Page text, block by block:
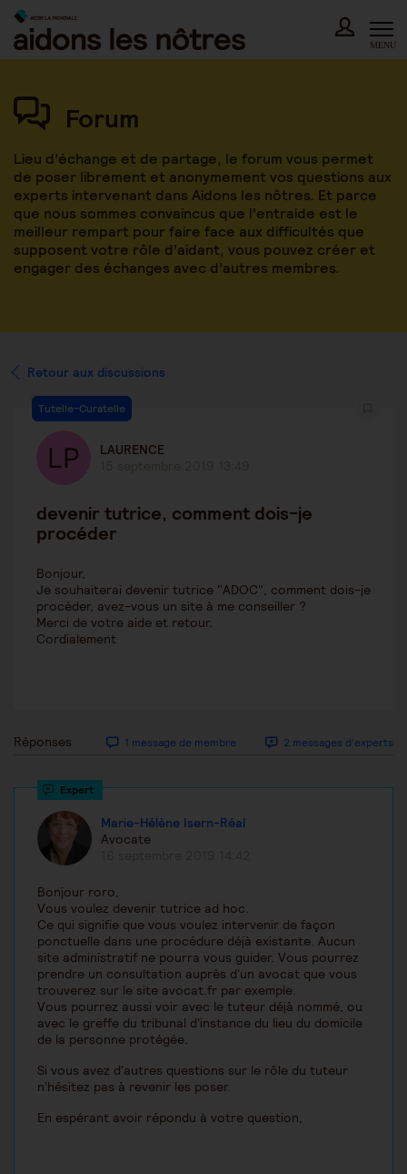
Skip
content
MENU
Forum
Lieu d’échange et de partage, le forum vous permet
de poser librement et anonymement vos questions aux
experts intervenant dans Aidons les nôtres. Et parce
que nous sommes convaincus que l’entraide est le
meilleur rempart pour faire face aux difficultés que
supposent votre rôle d’aidant, vous pouvez créer et
engager des échanges avec d’autres membres.
Retour aux discussions
Tutelle-Curatelle
LAURENCE
devenir tutrice, comment dois-je
procéder
Bonjour,
Je souhaiterai devenir tutrice "ADOC", comment dois-je
procéder, avez-vous un site à me conseiller ?
Merci de votre aide et retour.
Cordialement
Réponses 1 message de membre 2 messages d'experts
Marie-Hélène Isern-Réal
Avocate
Bonjour roro,
Vous voulez devenir tutrice ad hoc.
Ce qui signifie que vous voulez intervenir de façon
ponctuelle dans une procédure déjà existante. Aucun
site administratif ne pourra vous guider. Vous pourrez
prendre un consultation auprès d'un avocat que vous
trouverez sur le site avocat.fr par exemple.
Vous pourrez aussi voir avec le tuteur déjà nommé, ou
avec le greffe du tribunal d'instance du lieu du domicile
de la personne protégée.
Si vous avez d'autres questions sur le rôle du tuteur
n'hésitez pas à revenir les poser.
En espérant avoir répondu à votre question,